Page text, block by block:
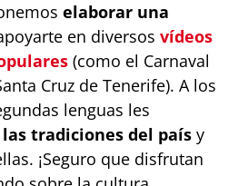
elaborar una
en diversos vídeos
(como el Carnaval
Cruz de Tenerife). A los
lenguas les
tradiciones del país y
¡Seguro que disfrutan